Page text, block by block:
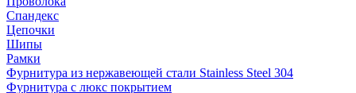
Спандекс
Цепочки
Шипы
Рамки
Фурнитура из нержавеющей стали Stainless Steel 304
Фурнитура с люкс покрытием